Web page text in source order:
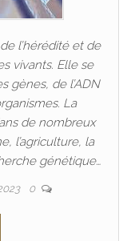
l’hérédité et de
vivants. Elle se
gènes, de l’ADN
La
de nombreux
l’agriculture, la
génétique…
0